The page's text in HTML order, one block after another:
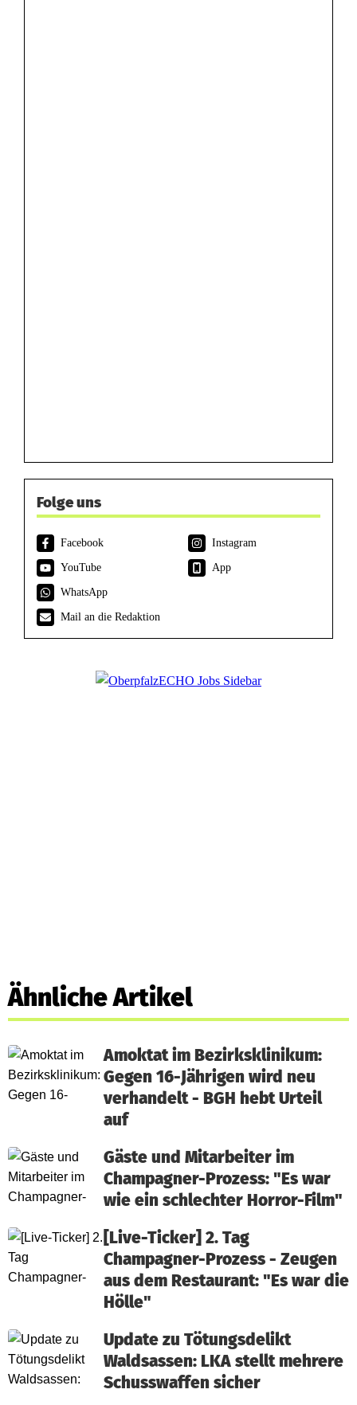
Folge uns
Facebook
Instagram
YouTube
App
WhatsApp
Mail an die Redaktion
Ähnliche Artikel
Amoktat im Bezirksklinikum:
Gegen 16-Jährigen wird neu
verhandelt - BGH hebt Urteil
auf
Gäste und Mitarbeiter im
Champagner-Prozess: "Es war
wie ein schlechter Horror-Film"
[Live-Ticker] 2. Tag
Champagner-Prozess - Zeugen
aus dem Restaurant: "Es war die
Hölle"
Update zu Tötungsdelikt
Waldsassen: LKA stellt mehrere
Schusswaffen sicher